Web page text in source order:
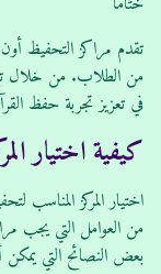
تقدم مراكز التحفيظ أون
من الطلاب. من خلال
في تعزيز تجربة حفظ
كيفية اختيار
اختيار المركز المناسب
من العوامل التي يجب
بعض النصائح التي يمكن